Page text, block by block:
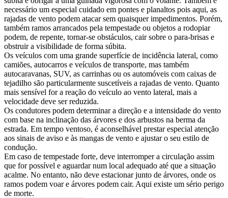
necessário um especial cuidado em pontes e planaltos pois aqui, as
rajadas de vento podem atacar sem quaisquer impedimentos. Porém,
também ramos arrancados pela tempestade ou objetos a rodopiar
podem, de repente, tornar-se obstáculos, cair sobre o para-brisas e
obstruir a visibilidade de forma súbita.
Os veículos com uma grande superfície de incidência lateral, como
camiões, autocarros e veículos de transporte, mas também
autocaravanas, SUV, as carrinhas ou os automóveis com caixas de
tejadilho são particularmente suscetíveis a rajadas de vento. Quanto
mais sensível for a reação do veículo ao vento lateral, mais a
velocidade deve ser reduzida.
Os condutores podem determinar a direção e a intensidade do vento
com base na inclinação das árvores e dos arbustos na berma da
estrada. Em tempo ventoso, é aconselhável prestar especial atenção
aos sinais de aviso e às mangas de vento e ajustar o seu estilo de
condução.
Em caso de tempestade forte, deve interromper a circulação assim
que for possível e aguardar num local adequado até que a situação
acalme. No entanto, não deve estacionar junto de árvores, onde os
ramos podem voar e árvores podem cair. Aqui existe um sério perigo
de morte.